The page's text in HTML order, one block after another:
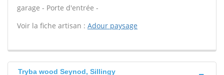
garage - Porte d'entrée -
Voir la fiche artisan : Adour paysage
Tryba wood Seynod, Sillingy